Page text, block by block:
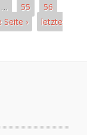
… 55
56
Seite ›
letzte